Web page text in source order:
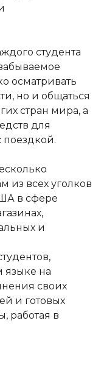
студента
осматривать
но и общаться
стран мира, а
для
поездкой.
из всех уголков
в сфере
и
языке на
своих
и готовых
работая в